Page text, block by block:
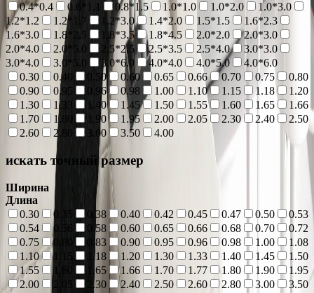
0.4*0.4
0.6*1.1 0.8*1.5 1.0*1.0 1.0*2.0
1.0*3.0
1.2*1.2
1.2*1.7 1.2*3.0 1.4*2.0 1.5*1.5
1.6*2.3
1.6*3.0
1.8*2.5 1.8*3.5 1.8*4.5 2.0*2.0
2.0*3.0
2.0*4.0
2.0*5.0 2.5*2.5 2.5*3.5 2.5*4.0
3.0*3.0
3.0*4.0
3.0*5.0 3.0*6.0 4.0*4.0 4.0*5.0
4.0*6.0
0.30
0.40 0.50 0.60 0.65 0.66 0.70 0.75
0.80
0.90
0.95 0.96 0.98 1.00 1.10 1.15 1.18
1.20
1.30
1.33 1.40 1.45 1.50 1.55 1.60 1.65
1.66
1.70
1.80 1.90 1.95 2.00 2.05 2.30 2.40
2.50
2.60
2.80 3.00 3.50 4.00
искать точный размер
Ширина
Длина
0.30
0.35 0.38 0.40 0.42 0.45 0.47 0.50
0.53
0.54
0.56 0.58 0.60 0.65 0.66 0.68 0.70
0.72
0.75
0.80 0.83 0.90 0.95 0.96 0.98 1.00
1.08
1.10
1.15 1.18 1.20 1.30 1.33 1.40 1.45
1.50
1.55
1.60 1.65 1.66 1.70 1.77 1.80 1.90
1.95
2.00
2.05 2.30 2.40 2.50 2.60 2.80 3.00
3.50